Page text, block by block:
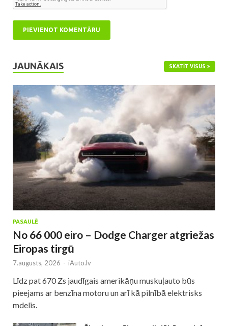
JAUNĀKAIS SKATĪT VISUS
PASAULĒ
No 66 000 eiro – Dodge Charger atgriežas
Eiropas tirgū
7.augusts, 2026 - iAuto.lv
Līdz pat 670 Zs jaudīgais amerikāņu muskuļauto būs
pieejams ar benzīna motoru un arī kā pilnībā elektrisks
mdelis.